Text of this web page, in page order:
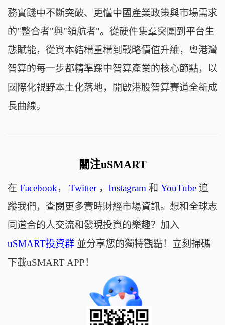
務實踐中不斷突破、更懂中國產業政策與市場需求
的"整合者"與"領航者"。從硬件集羣突圍到平台生
態賦能，從資本結構重構到戰略價值升維，粵港灣
智算的每一步都精準踩中智算產業的核心節點，以
國際化視野本土化落地，開啟港股智算賽道全新成
長曲線。
關注uSMART
在 Facebook， Twitter， Instagram和 YouTube追
蹤我們，查閱更多實時財經市場資訊。想和全球志
同道合的人交流和發現投資的樂趣？加入
uSMART投資群並分享您的獨特觀點！立刻掃碼
下載uSMART APP！